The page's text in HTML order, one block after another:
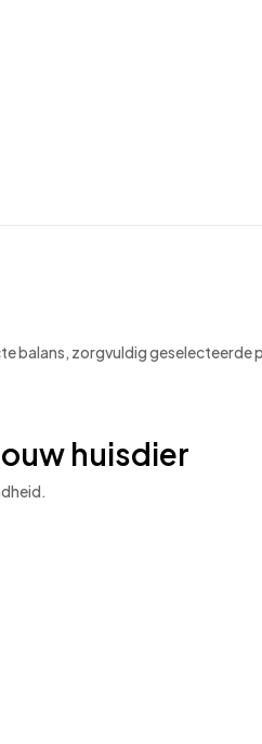
balans, zorgvuldig
huisdier